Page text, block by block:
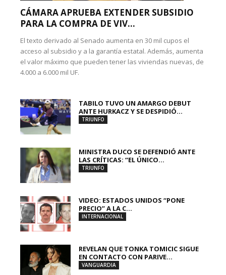
CÁMARA APRUEBA EXTENDER SUBSIDIO
PARA LA COMPRA DE VIV...
El texto derivado al Senado aumenta en 30 mil cupos el
acceso al subsidio y a la garantía estatal. Además, aumenta
el valor máximo que pueden tener las viviendas nuevas, de
4.000 a 6.000 mil UF.
TABILO TUVO UN AMARGO DEBUT
ANTE HURKACZ Y SE DESPIDIÓ...
TRIUNFO
MINISTRA DUCO SE DEFENDIÓ ANTE
LAS CRÍTICAS: “EL ÚNICO...
TRIUNFO
VIDEO: ESTADOS UNIDOS “PONE
PRECIO” A LA C...
INTERNACIONAL
REVELAN QUE TONKA TOMICIC SIGUE
EN CONTACTO CON PARIVE...
VANGUARDIA